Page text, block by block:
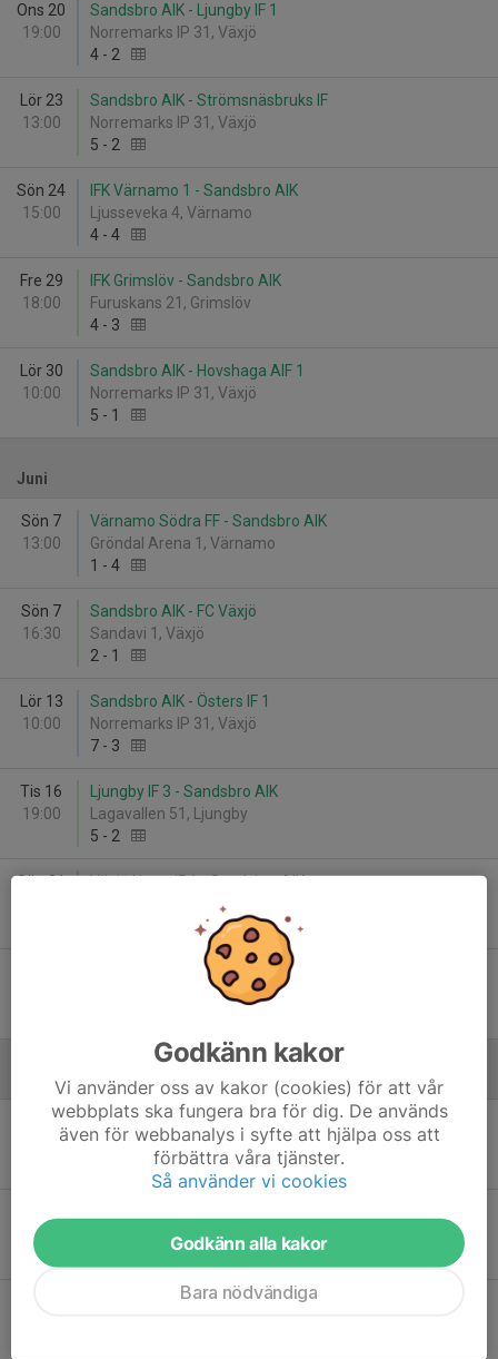
Ons 20
19:00
Sandsbro AIK - Ljungby IF 1
Norremarks IP 31, Växjö
4 - 2
Lör 23
13:00
Sandsbro AIK - Strömsnäsbruks IF
Norremarks IP 31, Växjö
5 - 2
Sön 24
15:00
IFK Värnamo 1 - Sandsbro AIK
Ljusseveka 4, Värnamo
4 - 4
Fre 29
18:00
IFK Grimslöv - Sandsbro AIK
Furuskans 21, Grimslöv
4 - 3
Lör 30
10:00
Sandsbro AIK - Hovshaga AIF 1
Norremarks IP 31, Växjö
5 - 1
Juni
Sön 7
13:00
Värnamo Södra FF - Sandsbro AIK
Gröndal Arena 1, Värnamo
1 - 4
Sön 7
16:30
Sandsbro AIK - FC Växjö
Sandavi 1, Växjö
2 - 1
Lör 13
10:00
Sandsbro AIK - Östers IF 1
Norremarks IP 31, Växjö
7 - 3
Tis 16
19:00
Ljungby IF 3 - Sandsbro AIK
Lagavallen 51, Ljungby
5 - 2
Sön 21
Växjö Norra IF 1 - Sandsbro AIK
Åbo Idrottsplats 3, Växjö
Växjö BK 1 - Sandsbro AIK
Sportfältet Teleborg 4, Växjö
Augusti
Sön 9
10:00
Växjö Norra IF 3 - Sandsbro AIK
Fagrabäck IP 1, Växjö
16:00
Norremarks IP 31, Växjö
Sandsbro AIK - Markaryds IF 1
Godkänn kakor
Vi använder oss av kakor (cookies) för att vår
webbplats ska fungera bra för dig. De används
även för webbanalys i syfte att hjälpa oss att
förbättra våra tjänster.
Så använder vi cookies
Godkänn alla kakor
Bara nödvändiga